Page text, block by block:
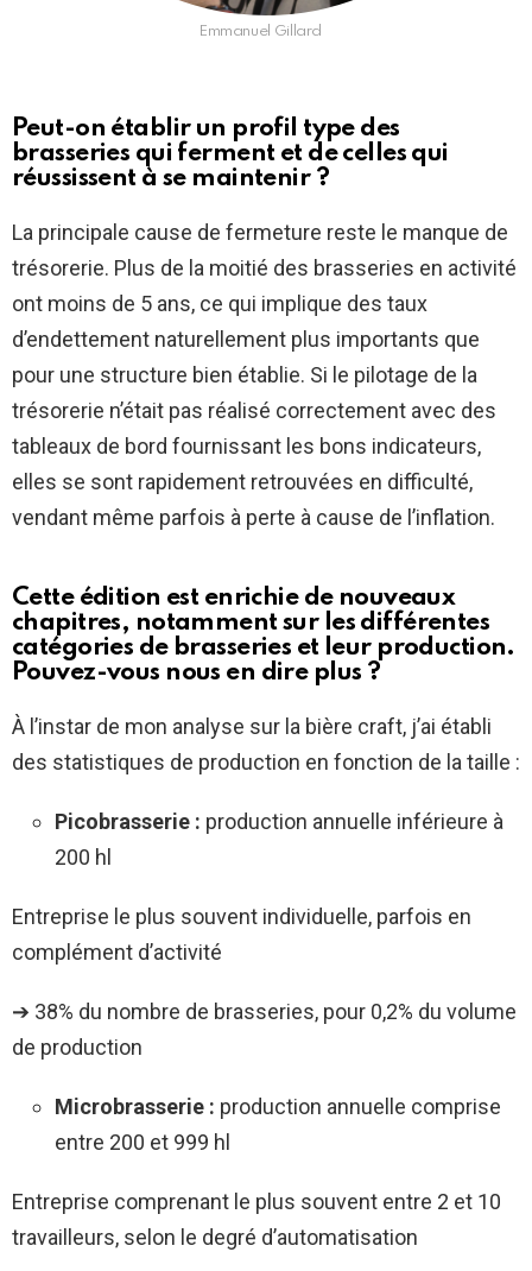
Emmanuel Gillard
Peut-on établir un profil type des
brasseries qui ferment et de celles qui
réussissent à se maintenir ?
La principale cause de fermeture reste le manque de
trésorerie. Plus de la moitié des brasseries en activité
ont moins de 5 ans, ce qui implique des taux
d’endettement naturellement plus importants que
pour une structure bien établie. Si le pilotage de la
trésorerie n’était pas réalisé correctement avec des
tableaux de bord fournissant les bons indicateurs,
elles se sont rapidement retrouvées en difficulté,
vendant même parfois à perte à cause de l’inflation.
Cette édition est enrichie de nouveaux
chapitres, notamment sur les différentes
catégories de brasseries et leur production.
Pouvez-vous nous en dire plus ?
À l’instar de mon analyse sur la bière craft, j’ai établi
des statistiques de production en fonction de la taille :
Picobrasserie : production annuelle inférieure à
200 hl
Entreprise le plus souvent individuelle, parfois en
complément d’activité
➔ 38% du nombre de brasseries, pour 0,2% du volume
de production
Microbrasserie : production annuelle comprise
entre 200 et 999 hl
Entreprise comprenant le plus souvent entre 2 et 10
travailleurs, selon le degré d’automatisation